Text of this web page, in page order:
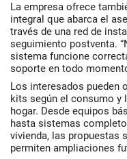
La empresa ofrece
integral que abarca el
través de una red de
seguimiento postventa.
sistema funcione
soporte en todo
Los interesados pueden
kits según el consumo y
hogar. Desde equipos
hasta sistemas
vivienda, las propuestas
permiten ampliaciones